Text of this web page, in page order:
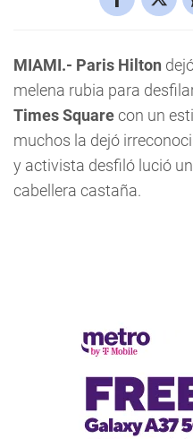
MIAMI.- Paris Hilton
melena rubia para
Times Squarecon un
muchos la dejó
y activista desfiló lució
cabellera castaña.